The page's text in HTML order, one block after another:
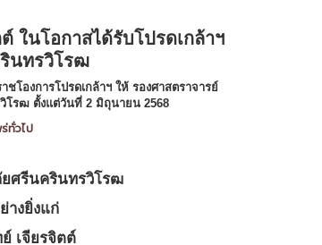
ในโอกาสได้รับโปรดเกล้าฯ
นทรวิโรฒ
โองการโปรดเกล้าฯ ให้ รองศาสตราจารย์
โรฒ ตั้งแต่วันที่ 2 มิถุนายน 2568
ทั่วไป
ศรีนครินทรวิโรฒ
างยิ่งแก่
เจียรจิตต์